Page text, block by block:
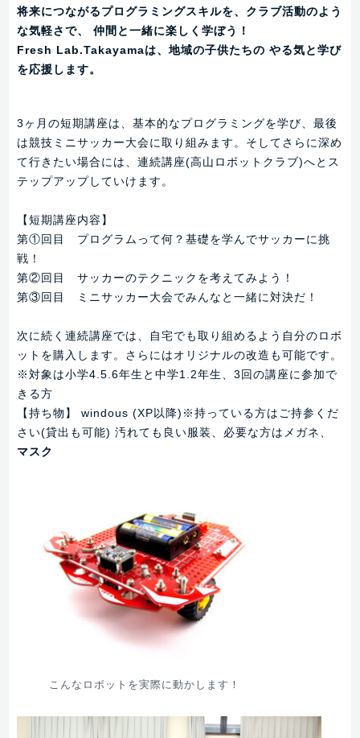
将来につながるプログラミングスキルを、クラブ活動のよう
な気軽さで、 仲間と一緒に楽しく学ぼう！
Fresh Lab.Takayamaは、地域の子供たちの やる気と学び
を応援します。
3ヶ月の短期講座は、基本的なプログラミングを学び、最後
は競技ミニサッカー大会に取り組みます。そしてさらに深め
て行きたい場合には、連続講座(高山ロボットクラブ)へとス
テップアップしていけます。
【短期講座内容】
第①回目 プログラムって何？基礎を学んでサッカーに挑
戦！
第②回目 サッカーのテクニックを考えてみよう！
第③回目 ミニサッカー大会でみんなと一緒に対決だ！
次に続く連続講座では、自宅でも取り組めるよう自分のロボ
ットを購入します。さらにはオリジナルの改造も可能です。
※対象は小学4.5.6年生と中学1.2年生、3回の講座に参加で
きる方
【持ち物】 windous (XP以降)※持っている方はご持参くだ
さい(貸出も可能) 汚れても良い服装、必要な方はメガネ、
マスク
こんなロボットを実際に動かします！